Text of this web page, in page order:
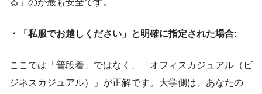
・「私服でお越しください」と明確に指定された場合:
ここでは「普段着」ではなく、「オフィスカジュアル（ビ
ジネスカジュアル）」が正解です。大学側は、あなたの